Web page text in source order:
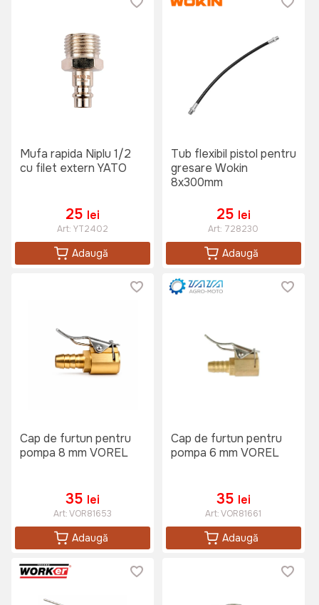
Mufa rapida Niplu 1/2
cu filet extern YATO
25 lei
Art: YT2402
Adaugă
Tub flexibil pistol pentru
gresare Wokin
8x300mm
25 lei
Art: 728230
Adaugă
Cap de furtun pentru
pompa 8 mm VOREL
35 lei
Art:VOR81653
Adaugă
Cap de furtun pentru
pompa 6 mm VOREL
35 lei
Art:VOR81661
Adaugă